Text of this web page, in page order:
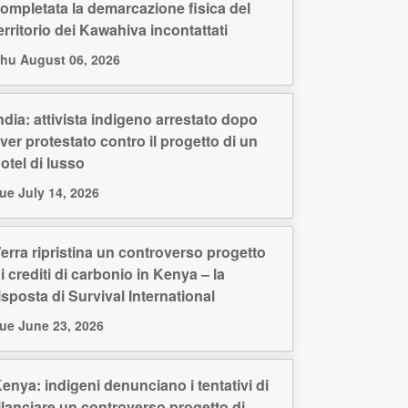
la demarcazione fisica del
dei Kawahiva incontattati
August 06, 2026
attivista indigeno arrestato dopo
protestato contro il progetto di un
di lusso
July 14, 2026
ripristina un controverso progetto
crediti di carbonio in Kenya – la
di Survival International
June 23, 2026
indigeni denunciano i tentativi di